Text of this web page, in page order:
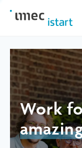
Work